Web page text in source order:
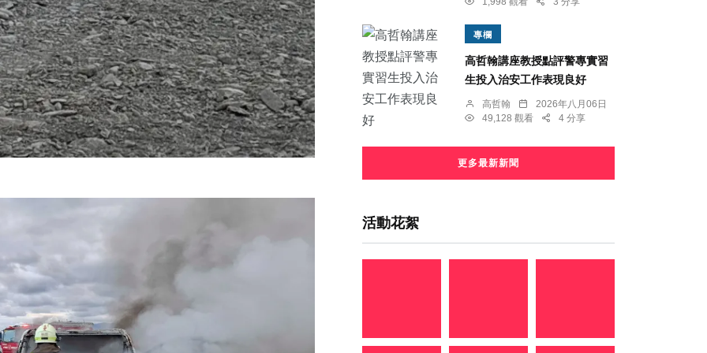
專欄
高哲翰講座教授點評警專實習
生投入治安工作表現良好
高哲翰
2026年八月06日
49,128 觀看
4 分享
更多最新新聞
活動花絮